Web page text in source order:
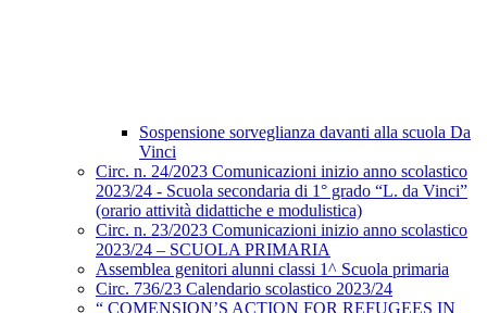
Sospensione sorveglianza davanti alla scuola Da
Vinci
Circ. n. 24/2023 Comunicazioni inizio anno scolastico
2023/24 - Scuola secondaria di 1° grado “L. da Vinci”
(orario attività didattiche e modulistica)
Circ. n. 23/2023 Comunicazioni inizio anno scolastico
2023/24 – SCUOLA PRIMARIA
Assemblea genitori alunni classi 1^ Scuola primaria
Circ. 736/23 Calendario scolastico 2023/24
“ COMENSION’S ACTION FOR REFUGEES IN